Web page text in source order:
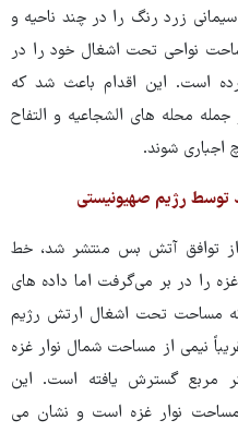
زرد رنگ را در چند ناحیه و
نواحی تحت اشغال خود را در
است. این اقدام باعث شد که
محله های الشجاعیه و التفاح
اجباری شوند.
از توافق آتش بس منتشر شد، خط
نوار غزه را در بر می‌گرفت اما داده های
مساحت تحت اشغال ارتش رژیم
- که تقریباً نیمی از مساحت شمال نوار غزه
به ۷۳.۹ کیلومتر مربع گسترش یافته است. این
از کل مساحت نوار غزه است و نشان می